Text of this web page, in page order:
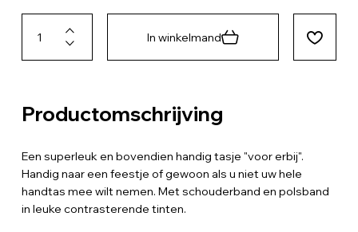
In winkelmand
Productomschrijving
Een superleuk en bovendien handig tasje "voor erbij".
Handig naar een feestje of gewoon als u niet uw hele
handtas mee wilt nemen. Met schouderband en polsband
in leuke contrasterende tinten.